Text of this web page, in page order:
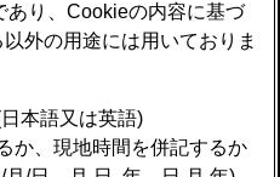
あり、Cookieの内容に基づ
外の用途には用いておりま
本語又は英語)
か、現地時間を併記するか